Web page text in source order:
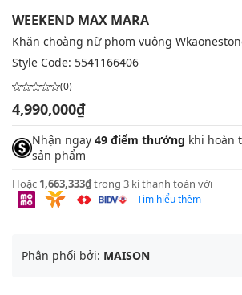
WEEKEND MAX MARA
Khăn choàng nữ phom vuông
Style Code: 5541166406
(0)
4,990,000₫
Nhận ngay 49 điểm thưởng khi hoàn
sản phẩm
Hoặc 1,663,333₫trong 3 kì thanh toán với
Tìm hiểu thêm
Phân phối bởi: MAISON